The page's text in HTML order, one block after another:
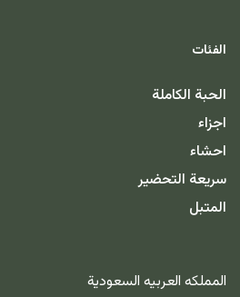
الفئات
الحبة الكاملة
اجزاء
احشاء
سريعة التحضير
المتبل
المملكه العربيه السعودية